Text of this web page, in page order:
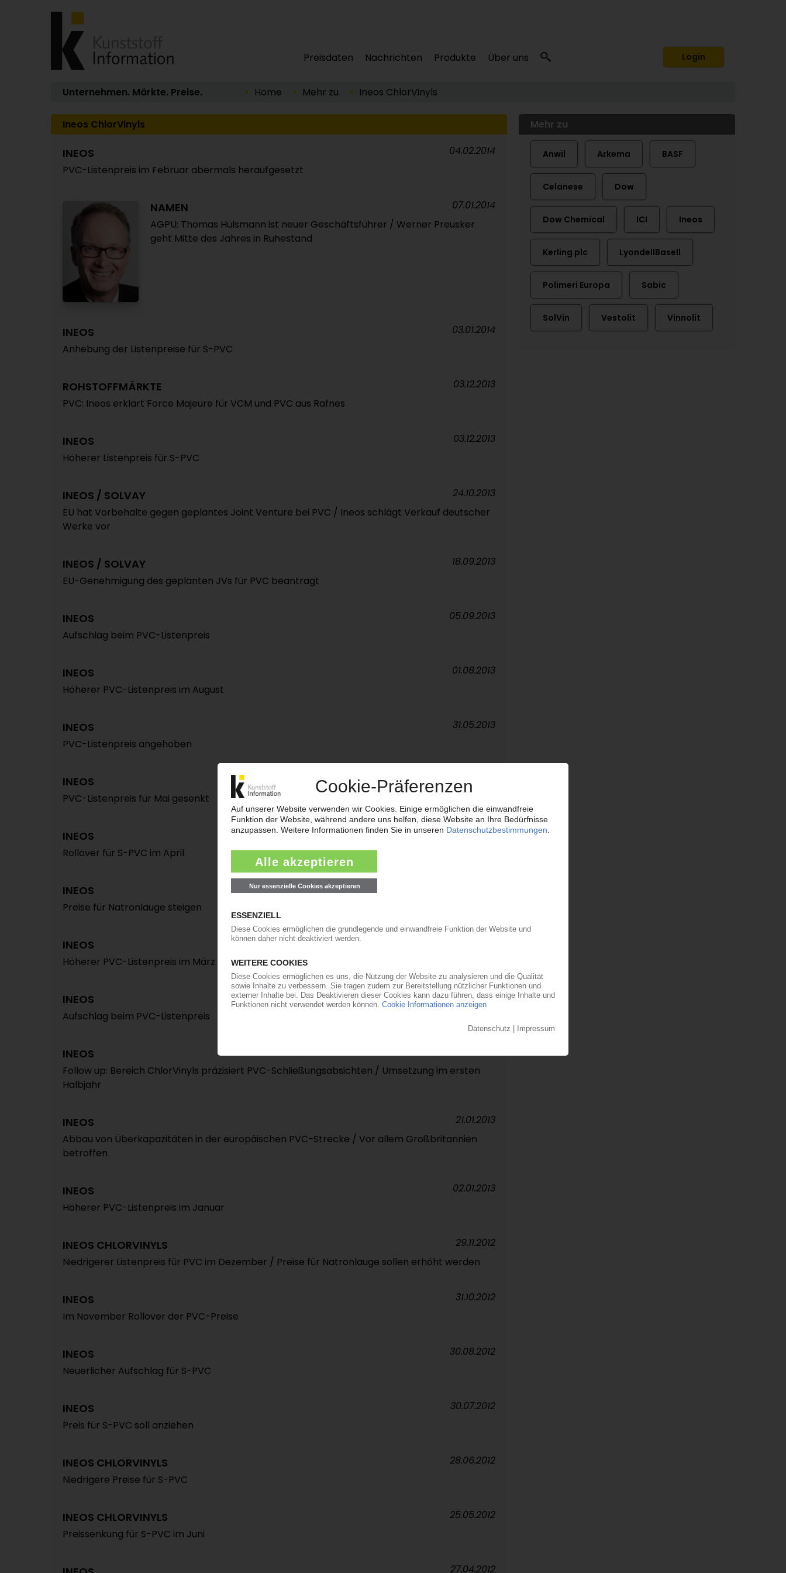
Preisdaten Nachrichten Produkte Über uns Login
Unternehmen. Märkte. Preise. Home Mehr zu Ineos ChlorVinyls
Ineos ChlorVinyls
INEOS
PVC-Listenpreis im Februar abermals heraufgesetzt
04.02.2014
NAMEN
AGPU: Thomas Hülsmann ist neuer Geschäftsführer / Werner Preusker
geht Mitte des Jahres in Ruhestand
07.01.2014
INEOS
Anhebung der Listenpreise für S-PVC
03.01.2014
ROHSTOFFMÄRKTE
PVC: Ineos erklärt Force Majeure für VCM und PVC aus Rafnes
03.12.2013
INEOS
Höherer Listenpreis für S-PVC
03.12.2013
INEOS / SOLVAY
EU hat Vorbehalte gegen geplantes Joint Venture bei PVC / Ineos schlägt Verkauf deutscher
Werke vor
24.10.2013
INEOS / SOLVAY
EU-Genehmigung des geplanten JVs für PVC beantragt
18.09.2013
INEOS
Aufschlag beim PVC-Listenpreis
05.09.2013
INEOS
Höherer PVC-Listenpreis im August
01.08.2013
INEOS
PVC-Listenpreis angehoben
31.05.2013
INEOS
PVC-Listenpreis für Mai gesenkt
INEOS
Rollover für S-PVC im April
28.03.2013
INEOS
Preise für Natronlauge steigen
INEOS
Höherer PVC-Listenpreis im März
INEOS
Aufschlag beim PVC-Listenpreis
30.01.2013
INEOS
Follow up: Bereich ChlorVinyls präzisiert PVC-Schließungsabsichten / Umsetzung im ersten
Halbjahr
INEOS
Abbau von Überkapazitäten in der europäischen PVC-Strecke / Vor allem Großbritannien
betroffen
21.01.2013
INEOS
Höherer PVC-Listenpreis im Januar
02.01.2013
INEOS CHLORVINYLS
Niedrigerer Listenpreis für PVC im Dezember / Preise für Natronlauge sollen erhöht werden
29.11.2012
INEOS
Im November Rollover der PVC-Preise
31.10.2012
INEOS
Neuerlicher Aufschlag für S-PVC
30.08.2012
INEOS
Preis für S-PVC soll anziehen
30.07.2012
INEOS CHLORVINYLS
Niedrigere Preise für S-PVC
28.06.2012
INEOS CHLORVINYLS
Preissenkung für S-PVC im Juni
25.05.2012
27.04.2012
Mehr zu
Anwil Arkema BASF
Celanese Dow
Dow Chemical ICI Ineos
Kerling plc LyondellBasell
Polimeri Europa Sabic
SolVin Vestolit Vinnolit